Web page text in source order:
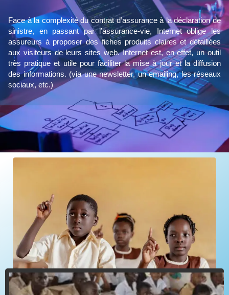
Face à la complexité du contrat d’assurance à la déclaration de
sinistre, en passant par l’assurance-vie, Internet oblige les
assureurs à proposer des fiches produits claires et détaillées
aux visiteurs de leurs sites web. Internet est, en effet, un outil
très pratique et utile pour faciliter la mise à jour et la diffusion
des informations. (via une newsletter, un emailing, les réseaux
sociaux, etc.)